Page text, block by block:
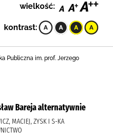
wielkość:
kontrast:
Publiczna im. prof. Jerzego
Bareja alternatywnie
MACIEJ, ZYSK I S-KA